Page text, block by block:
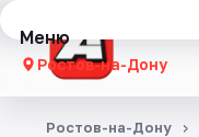
Меню
Ростов-на-Дону
Концерты
Ростов-на-Дону